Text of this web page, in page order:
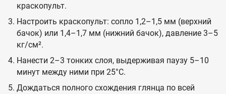
краскопульт.
Настроить краскопульт: сопло 1,2–1,5 мм (верхний
бачок) или 1,4–1,7 мм (нижний бачок), давление 3–5
кг/см².
Нанести 2–3 тонких слоя, выдерживая паузу 5–10
минут между ними при 25°C.
Дождаться полного схождения глянца по всей